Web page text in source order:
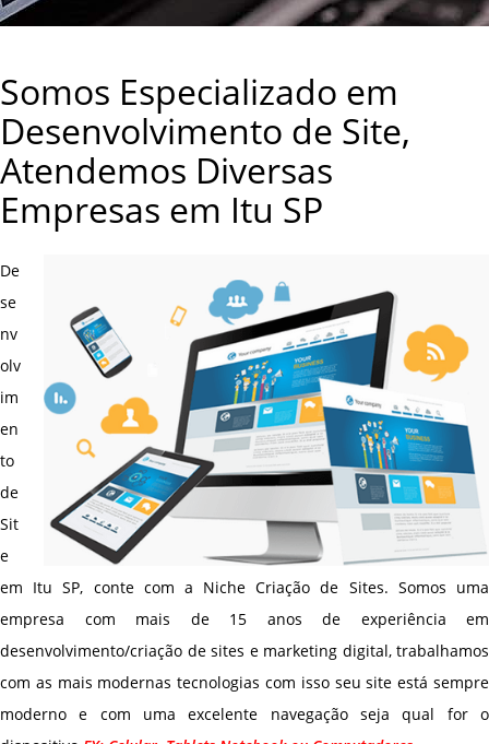
Somos Especializado em
Desenvolvimento de Site,
Atendemos Diversas
Empresas em Itu SP
De
se
nv
olv
im
en
to
de
Sit
e
em Itu SP, conte com a Niche Criação de Sites. Somos uma
empresa com mais de 15 anos de experiência em
desenvolvimento/criação de sites e marketing digital, trabalhamos
com as mais modernas tecnologias com isso seu site está sempre
moderno e com uma excelente navegação seja qual for o